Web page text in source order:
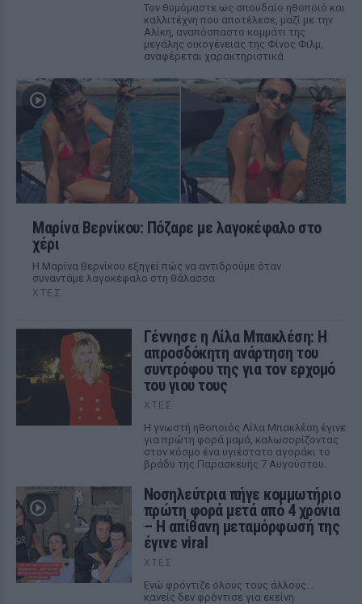
Τον θυμόμαστε ως σπουδαίο ηθοποιό και
καλλιτέχνη που αποτέλεσε, μαζί με την
Αλίκη, αναπόσπαστο κομμάτι της
μεγάλης οικογένειας της Φίνος Φιλμ,
αναφέρεται χαρακτηριστικά
Μαρίνα Βερνίκου: Πόζαρε με λαγοκέφαλο στο
χέρι
Η Μαρίνα Βερνίκου εξηγεί πώς να αντιδρούμε όταν
συναντάμε λαγοκέφαλο στη θάλασσα
ΧΤΕΣ
Γέννησε η Λίλα Μπακλέση: Η
απροσδόκητη ανάρτηση του
συντρόφου της για τον ερχομό
του γιου τους
ΧΤΕΣ
Η γνωστή ηθοποιός Λίλα Μπακλέση έγινε
για πρώτη φορά μαμά, καλωσορίζοντας
στον κόσμο ένα υγιέστατο αγοράκι το
βράδυ της Παρασκευής 7 Αυγούστου.
Νοσηλεύτρια πήγε κομμωτήριο
πρώτη φορά μετά από 4 χρόνια
– Η απίθανη μεταμόρφωσή της
έγινε viral
ΧΤΕΣ
Ενώ φρόντιζε όλους τους άλλους...
κανείς δεν φρόντισε για εκείνη